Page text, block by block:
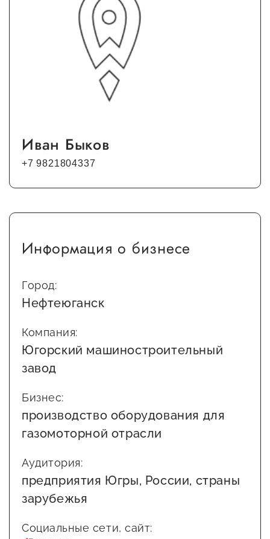
Сервисы для бизнеса
О фонде
Общая информация
Документы
Контакты
Иван Быков
+7 9821804337
Информация о бизнесе
Город:
Нефтеюганск
Компания:
Югорский машиностроительный
завод
Бизнес:
производство оборудования для
газомоторной отрасли
Аудитория:
предприятия Югры, России, страны
зарубежья
Социальные сети, сайт: